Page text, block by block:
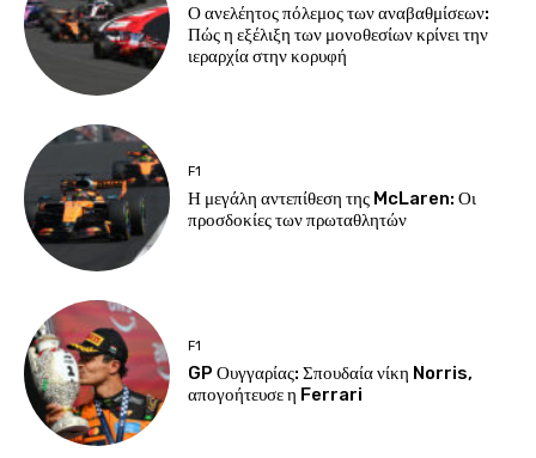
Ο ανελέητος πόλεμος των αναβαθμίσεων:
Πώς η εξέλιξη των μονοθεσίων κρίνει την
ιεραρχία στην κορυφή
F1
Η μεγάλη αντεπίθεση της McLaren: Οι
προσδοκίες των πρωταθλητών
F1
GP Ουγγαρίας: Σπουδαία νίκη Norris,
απογοήτευσε η Ferrari